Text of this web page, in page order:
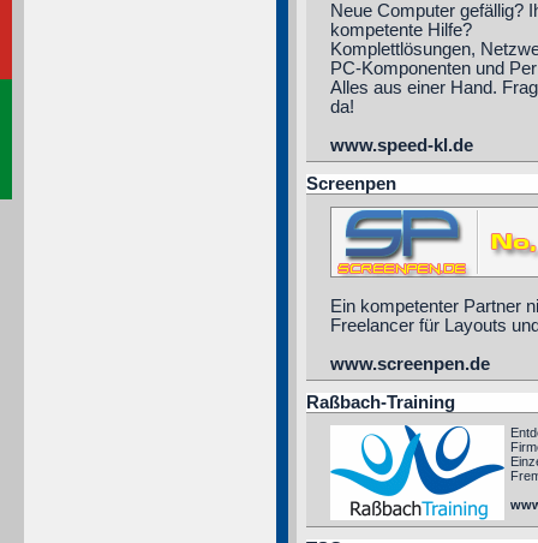
Neue Computer gefällig?
kompetente Hilfe?
Komplettlösungen,
PC-Komponenten und
Alles aus einer Hand.
da!
www.speed-kl.de
Screenpen
Ein kompetenter Partner
Freelancer für Layouts
www.screenpen.de
Raßbach-Training